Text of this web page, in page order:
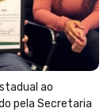
ao
pela Secretaria